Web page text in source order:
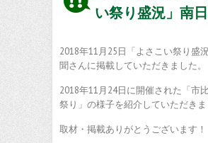
い祭り盛況」南
2018年11月25日「よさこい祭り盛
聞さんに掲載していただきました。
2018年11月24日に開催された「市
祭り」の様子を紹介していただきま
取材・掲載ありがとうございます！